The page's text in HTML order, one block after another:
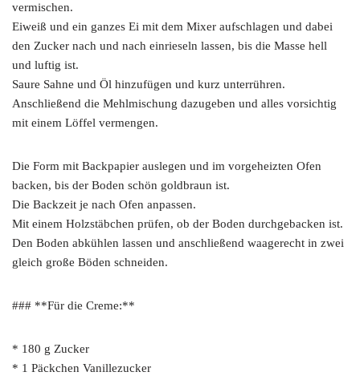
vermischen.
Eiweiß und ein ganzes Ei mit dem Mixer aufschlagen und dabei
den Zucker nach und nach einrieseln lassen, bis die Masse hell
und luftig ist.
Saure Sahne und Öl hinzufügen und kurz unterrühren.
Anschließend die Mehlmischung dazugeben und alles vorsichtig
mit einem Löffel vermengen.
Die Form mit Backpapier auslegen und im vorgeheizten Ofen
backen, bis der Boden schön goldbraun ist.
Die Backzeit je nach Ofen anpassen.
Mit einem Holzstäbchen prüfen, ob der Boden durchgebacken ist.
Den Boden abkühlen lassen und anschließend waagerecht in zwei
gleich große Böden schneiden.
### **Für die Creme:**
* 180 g Zucker
* 1 Päckchen Vanillezucker